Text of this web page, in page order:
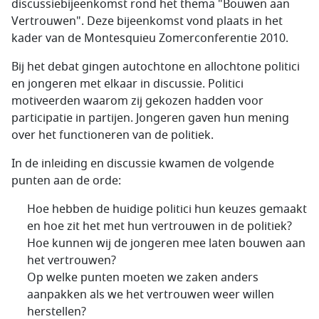
discussiebijeenkomst rond het thema "Bouwen aan
Vertrouwen". Deze bijeenkomst vond plaats in het
kader van de Montesquieu Zomerconferentie 2010.
Bij het debat gingen autochtone en allochtone politici
en jongeren met elkaar in discussie. Politici
motiveerden waarom zij gekozen hadden voor
participatie in partijen. Jongeren gaven hun mening
over het functioneren van de politiek.
In de inleiding en discussie kwamen de volgende
punten aan de orde:
Hoe hebben de huidige politici hun keuzes gemaakt
en hoe zit het met hun vertrouwen in de politiek?
Hoe kunnen wij de jongeren mee laten bouwen aan
het vertrouwen?
Op welke punten moeten we zaken anders
aanpakken als we het vertrouwen weer willen
herstellen?